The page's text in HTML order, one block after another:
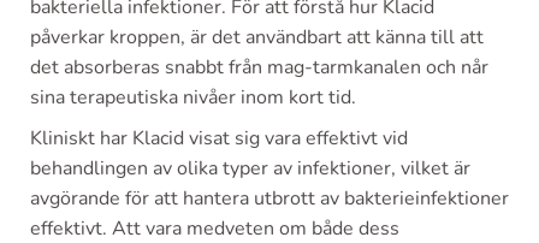
bakteriella infektioner. För att förstå hur Klacid
påverkar kroppen, är det användbart att känna till att
det absorberas snabbt från mag-tarmkanalen och når
sina terapeutiska nivåer inom kort tid.
Kliniskt har Klacid visat sig vara effektivt vid
behandlingen av olika typer av infektioner, vilket är
avgörande för att hantera utbrott av bakterieinfektioner
effektivt. Att vara medveten om både dess